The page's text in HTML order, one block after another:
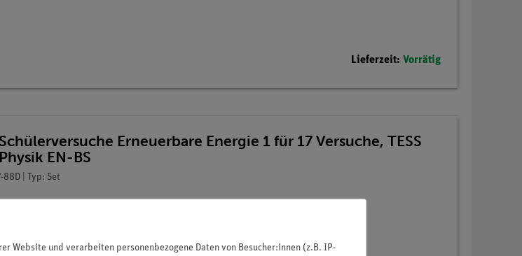
Lieferzeit: Vorrätig
Erneuerbare Energie 1 für 17 Versuche, TESS
EN-BS
| Typ: Set
Website und verarbeiten personenbezogene Daten von Besucher:innen (z.B. IP-